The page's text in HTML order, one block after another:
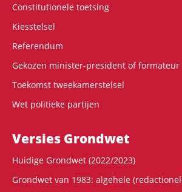
Constitutionele toetsing
Kiesstelsel
Referendum
Gekozen minister-president of formateur
Toekomst tweekamerstelsel
Wet politieke partijen
Versies Grondwet
Huidige Grondwet (2022/2023)
Grondwet van 1983: algehele